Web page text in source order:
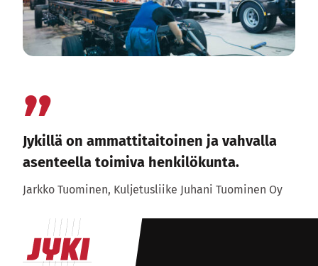
Jykillä on ammattitaitoinen ja vahvalla
asenteella toimiva henkilökunta.
Jarkko Tuominen, Kuljetusliike Juhani Tuominen Oy